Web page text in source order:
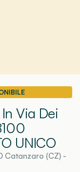
Via Dei
UNICO
Catanzaro (CZ)-